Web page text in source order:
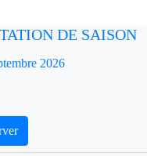
DE SAISON
2026